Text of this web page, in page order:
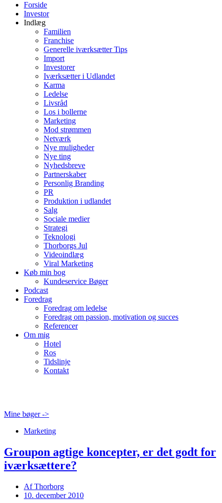
Forside
Investor
Indlæg
Familien
Franchise
Generelle iværksætter Tips
Import
Investorer
Iværksætter i Udlandet
Karma
Ledelse
Livsråd
Los i bollerne
Marketing
Mod strømmen
Netværk
Nye muligheder
Nye ting
Nyhedsbreve
Partnerskaber
Personlig Branding
PR
Produktion i udlandet
Salg
Sociale medier
Strategi
Teknologi
Thorborgs Jul
Videoindlæg
Viral Marketing
Køb min bog
Kundeservice Bøger
Podcast
Foredrag
Foredrag om ledelse
Foredrag om passion, motivation og succes
Referencer
Om mig
Hotel
Ros
Tidslinje
Kontakt
Mine bøger ->
Marketing
Groupon agtige koncepter, er det godt for
iværksættere?
AfThorborg
10. december 2010